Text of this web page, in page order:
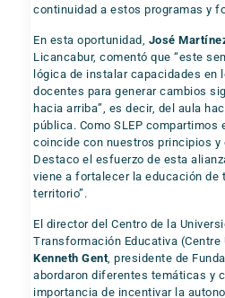
continuidad a estos programas y
En esta oportunidad, José
Licancabur, comentó que “este
lógica de instalar capacidades en
docentes para generar cambios
hacia arriba”, es decir, del aula
pública. Como SLEP compartimos
coincide con nuestros principios
Destaco el esfuerzo de esta
viene a fortalecer la educación de
territorio”.
El director del Centro de la
Transformación Educativa (Centre
Kenneth Gent , presidente de
abordaron diferentes temáticas y
importancia de incentivar la